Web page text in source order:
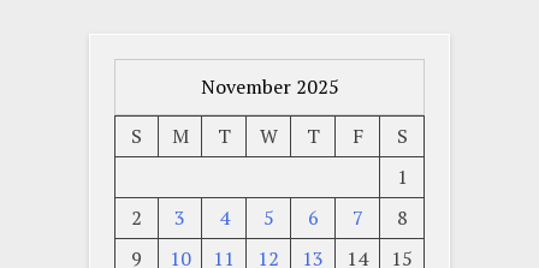
November 2025
S
M T W T F
S
1
2
3 4 5 6 7
8
9
10 11 12 13 14 15